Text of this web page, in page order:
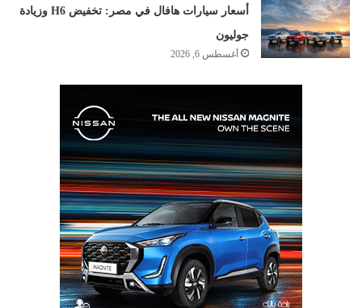
أسعار سيارات هافال في مصر: تخفيض H6 وزيادة
جوليون
أغسطس 6, 2026